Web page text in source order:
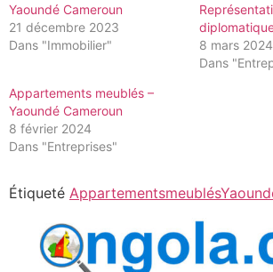
Yaoundé Cameroun
21 décembre 2023
Dans "Immobilier"
8 mars 2024
Dans
Appartements meublés –
Yaoundé Cameroun
8 février 2024
Dans "Entreprises"
Étiqueté